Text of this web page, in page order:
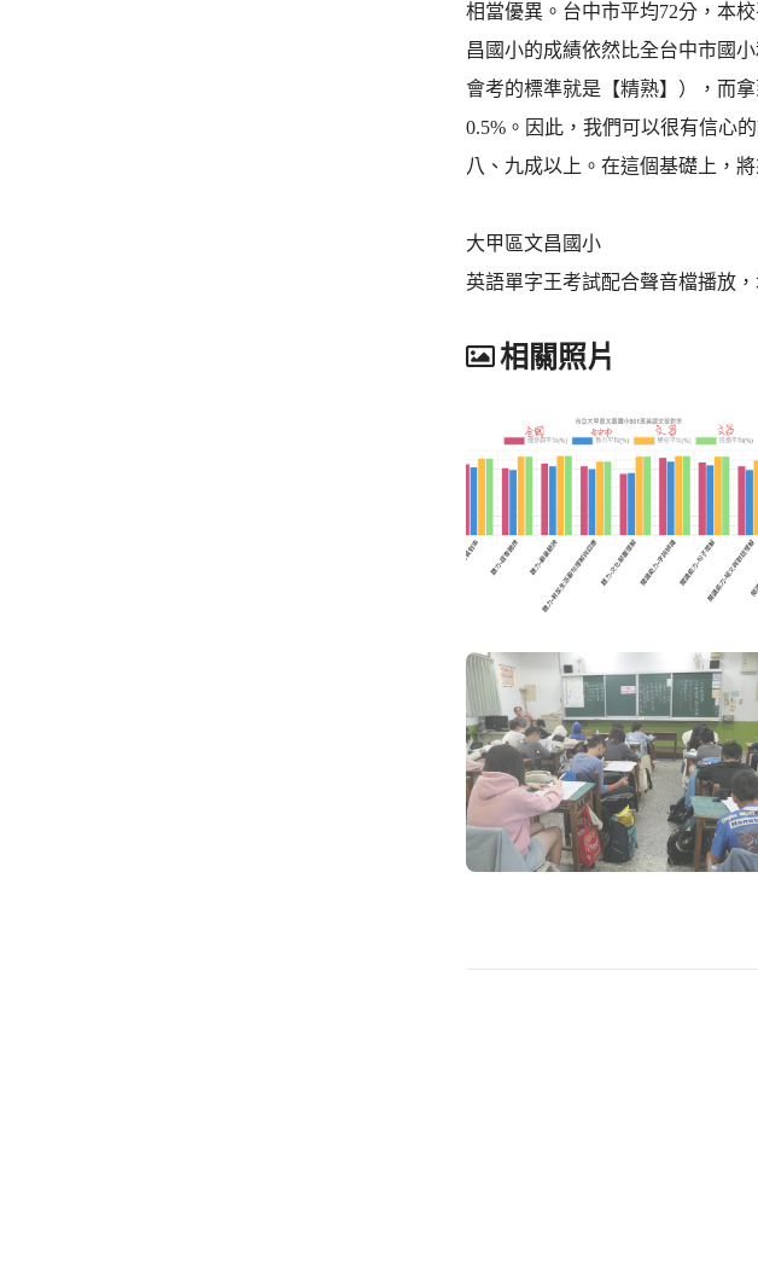
相當優異。台中市平均72分，本
昌國小的成績依然比全台中市國
會考的標準就是【精熟】），而
0.5%。因此，我們可以很有信心
八、九成以上。在這個基礎上，
大甲區文昌國小
英語單字王考試配合聲音檔播放
相關照片